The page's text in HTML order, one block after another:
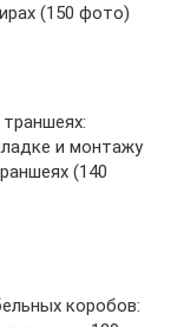
(150 фото)
и монтажу
(140
коробов: